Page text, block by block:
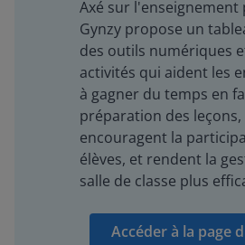
Axé sur l'enseignement
Gynzy propose un
des outils numériques
activités qui aident les
à gagner du temps en
préparation des leçons,
encouragent la
élèves, et rendent la
salle de classe plus
Accéder à la page